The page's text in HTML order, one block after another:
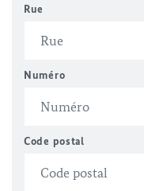
Rue
Numéro
Code postal